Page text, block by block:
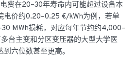
费在20–30年寿命内可能超过设备本
电价约0.20–0.25 €/kWh为例，若单
MWh损耗，对应每年节约约4,000–
台主变和分区变压器的大型大学医
六位数甚至更高。